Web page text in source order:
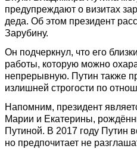
предупреждают о визитах
деда. Об этом президент
Зарубину.
Он подчеркнул, что его
работы, которую можно
непрерывную. Путин также
излишней строгости по
Напомним, президент
Марии и Екатерины,
Путиной. В 2017 году Путин
но предпочитает не